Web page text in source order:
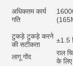
अधिकतम कार्य
गति
टुकड़े टुकड़े करने
की सटीकता
±1.5
लागू गोंद राल
के लिए